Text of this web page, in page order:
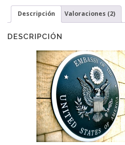
cantidad
Descripción Valoraciones (2)
DESCRIPCIÓN